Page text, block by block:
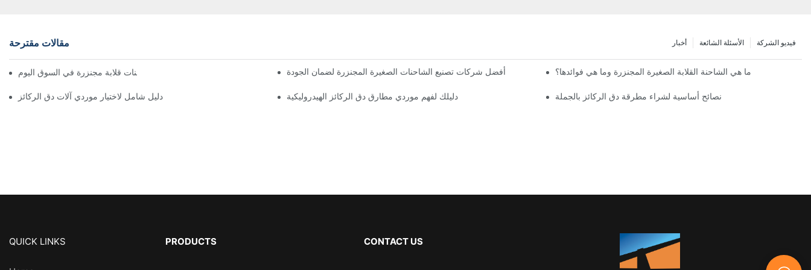
مقالات مقترحة فيديو الشركة الأسئلة الشائعة أخبار
أفضل شاحنات قلابة مجنزرة في السوق اليوم أفضل شركات تصنيع الشاحنات الصغيرة المجنزرة لضمان الجودة ما هي الشاحنة القلابة الصغيرة المجنزرة وما هي فوائدها؟
دليل شامل لاختيار موردي آلات دق الركائز دليلك لفهم موردي مطارق دق الركائز الهيدروليكية نصائح أساسية لشراء مطرقة دق الركائز بالجملة
QUICK LINKS PRODUCTS CONTACT US